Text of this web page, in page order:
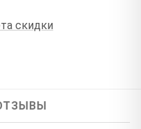
скидки